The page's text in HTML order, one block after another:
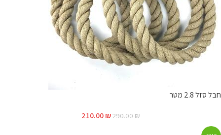
חבל סזל 2.8 מטר
290.00₪
210.00₪